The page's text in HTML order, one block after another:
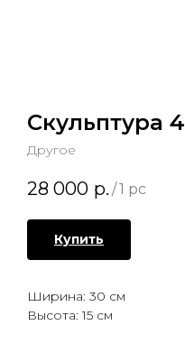
Скульптура 4
Другое
28 000 р. /1 pc
Купить
Ширина: 30 см
Высота: 15 см